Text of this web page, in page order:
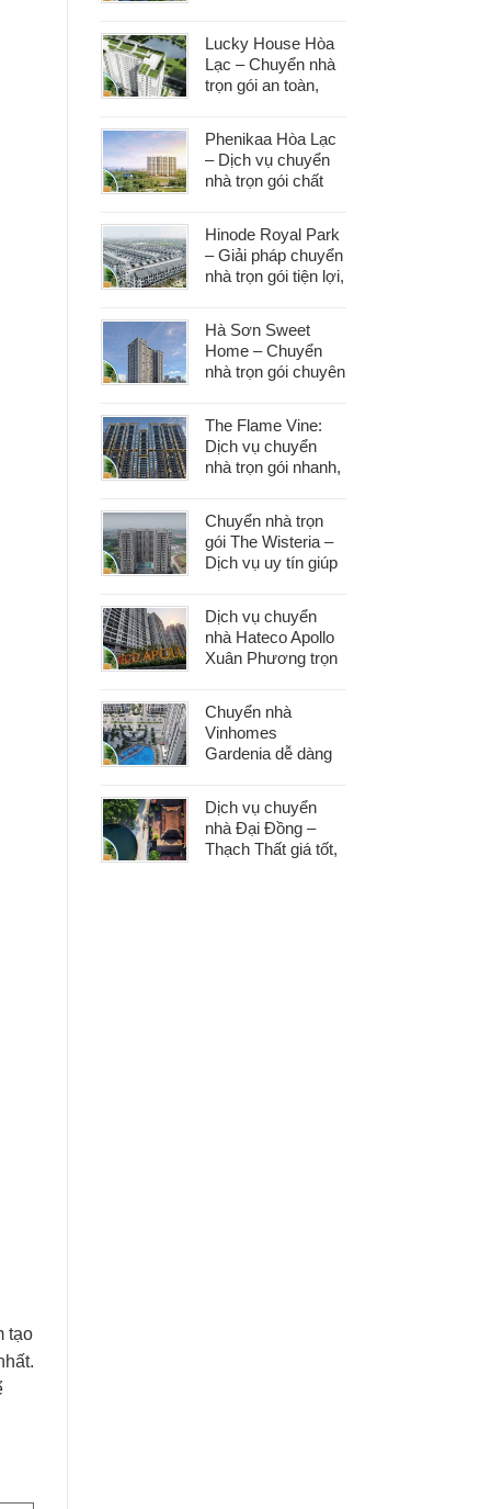
tạo
dọn
Lucky House Hòa
Lạc – Chuyển nhà
trọn gói an toàn,
Phenikaa Hòa Lạc
– Dịch vụ chuyển
nhà trọn gói chất
Hinode Royal Park
– Giải pháp chuyển
nhà trọn gói tiện lợi,
Hà Sơn Sweet
Home – Chuyển
nhà trọn gói chuyên
khâu
The Flame Vine:
Dịch vụ chuyển
nhà trọn gói nhanh,
Chuyển nhà trọn
gói The Wisteria –
Dịch vụ uy tín giúp
phát sinh
Dịch vụ chuyển
nhà Hateco Apollo
Xuân Phương trọn
Chuyển nhà
Vinhomes
Gardenia dễ dàng
phát sinh chi phí
Dịch vụ chuyển
nhà Đại Đồng –
Thạch Thất giá tốt,